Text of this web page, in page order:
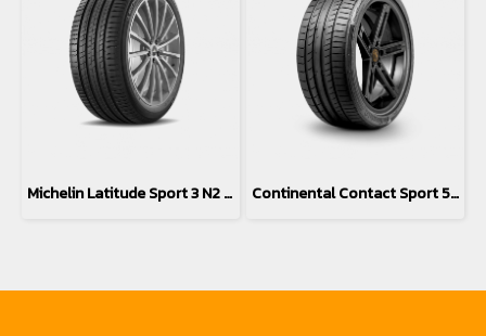
Michelin Latitude Sport 3 N2 295/35R21 Continental Contact Sport 5P SUV N0 265/40R21